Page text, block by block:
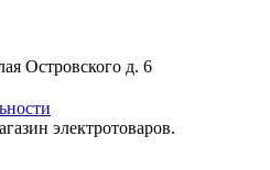
Островского д. 6
электротоваров.